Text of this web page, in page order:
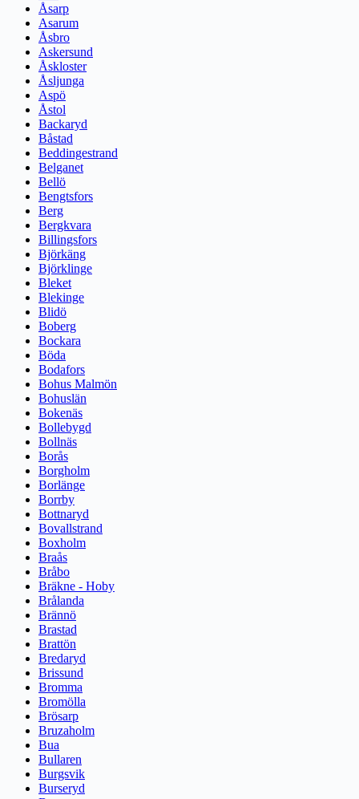
Åsarp
Asarum
Åsbro
Askersund
Åskloster
Åsljunga
Aspö
Åstol
Backaryd
Båstad
Beddingestrand
Belganet
Bellö
Bengtsfors
Berg
Bergkvara
Billingsfors
Björkäng
Björklinge
Bleket
Blekinge
Blidö
Boberg
Bockara
Böda
Bodafors
Bohus Malmön
Bohuslän
Bokenäs
Bollebygd
Bollnäs
Borås
Borgholm
Borlänge
Borrby
Bottnaryd
Bovallstrand
Boxholm
Braås
Bråbo
Bräkne - Hoby
Brålanda
Brännö
Brastad
Brattön
Bredaryd
Brissund
Bromma
Bromölla
Brösarp
Bruzaholm
Bua
Bullaren
Burgsvik
Burseryd